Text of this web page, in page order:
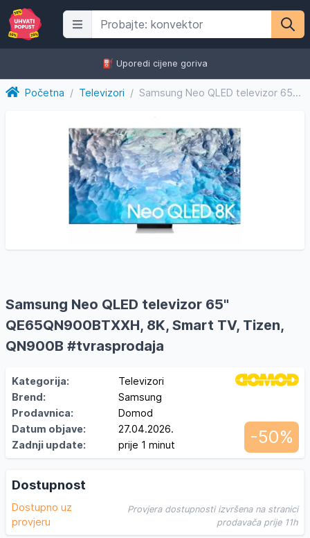
⛽️ Uporedi cijene goriva
Početna / Televizori / Samsung Neo QLED televizor 65" QE65QN900BTXXH, 8K, Smart TV,...
Samsung Neo QLED televizor 65"
QE65QN900BTXXH, 8K, Smart TV, Tizen,
QN900B #tvrasprodaja
Kategorija:
Televizori
Brend:
Samsung
Prodavnica:
Domod
Datum objave:
27.04.2026.
Zadnji update:
prije 1 minut -50%
Dostupnost
Dostupno uz
provjeru
Provjera dostupnosti izvršena na stranici
prodavača prije 11h